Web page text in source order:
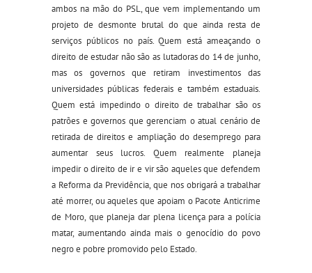
ambos na mão do PSL, que vem implementando um
projeto de desmonte brutal do que ainda resta de
serviços públicos no país. Quem está ameaçando o
direito de estudar não são as lutadoras do 14 de junho,
mas os governos que retiram investimentos das
universidades públicas federais e também estaduais.
Quem está impedindo o direito de trabalhar são os
patrões e governos que gerenciam o atual cenário de
retirada de direitos e ampliação do desemprego para
aumentar seus lucros. Quem realmente planeja
impedir o direito de ir e vir são aqueles que defendem
a Reforma da Previdência, que nos obrigará a trabalhar
até morrer, ou aqueles que apoiam o Pacote Anticrime
de Moro, que planeja dar plena licença para a polícia
matar, aumentando ainda mais o genocídio do povo
negro e pobre promovido pelo Estado.